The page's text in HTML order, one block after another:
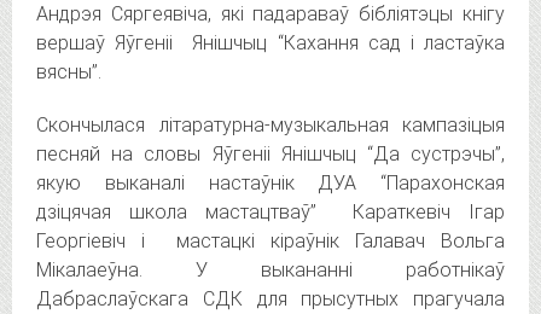
Андрэя Сяргеявіча, які падараваў бібліятэцы кнігу
вершаў Яўгеніі Янішчыц “Кахання сад і ластаўка
вясны”.
Скончылася літаратурна-музыкальная кампазіцыя
песняй на словы Яўгеніі Янішчыц “Да сустрэчы”,
якую выканалі настаўнік ДУА “Парахонская
дзіцячая школа мастацтваў” Караткевіч Ігар
Георгіевіч і мастацкі кіраўнік Галавач Вольга
Мікалаеўна. У выкананні работнікаў
Дабраслаўскага СДК для прысутных прагучала